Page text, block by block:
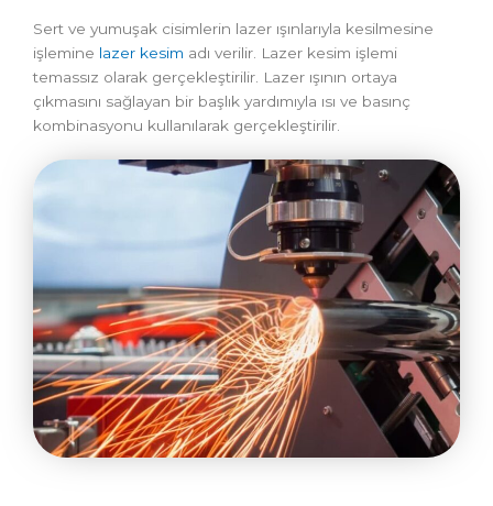
Sert ve yumuşak cisimlerin lazer ışınlarıyla kesilmesine
işlemine lazer kesim adı verilir. Lazer kesim işlemi
temassız olarak gerçekleştirilir. Lazer ışının ortaya
çıkmasını sağlayan bir başlık yardımıyla ısı ve basınç
kombinasyonu kullanılarak gerçekleştirilir.